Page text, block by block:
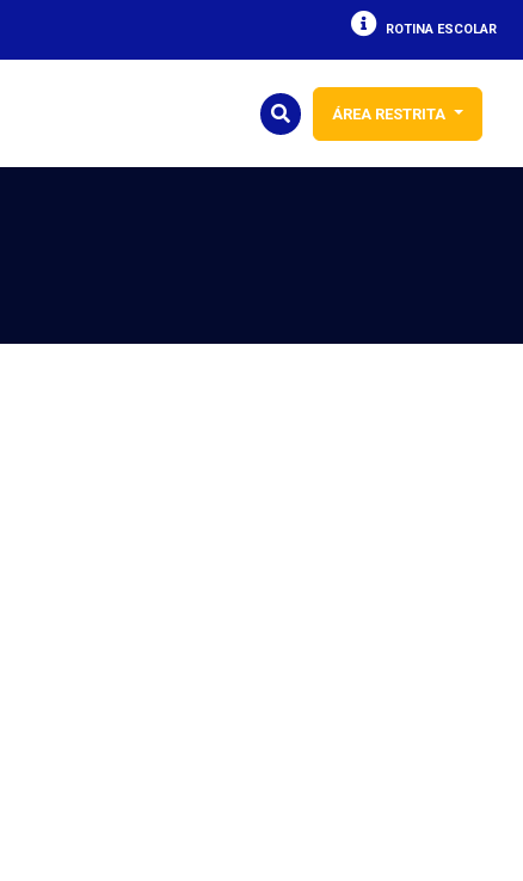
ROTINA ESCOLAR
ÁREA RESTRITA